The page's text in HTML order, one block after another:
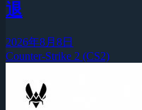
退
2026年8月8日
Counter-Strike 2 (CS2)